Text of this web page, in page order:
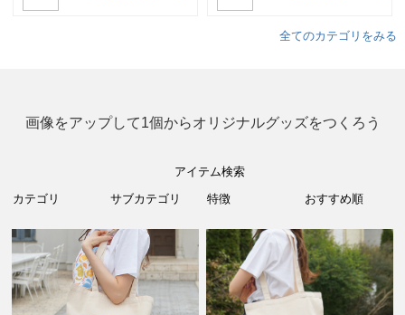
全てのカテゴリをみる
画像をアップして1個からオリジナルグッズをつくろう
アイテム検索